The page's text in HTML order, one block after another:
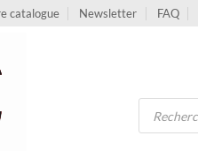
catalogue Newsletter FAQ
Recherche